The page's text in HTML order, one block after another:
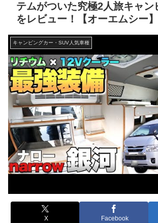
テムがついた究極2人旅キャン
をレビュー！【オーエムシー】
キャンピングカー・SUV人気車種
X Facebook